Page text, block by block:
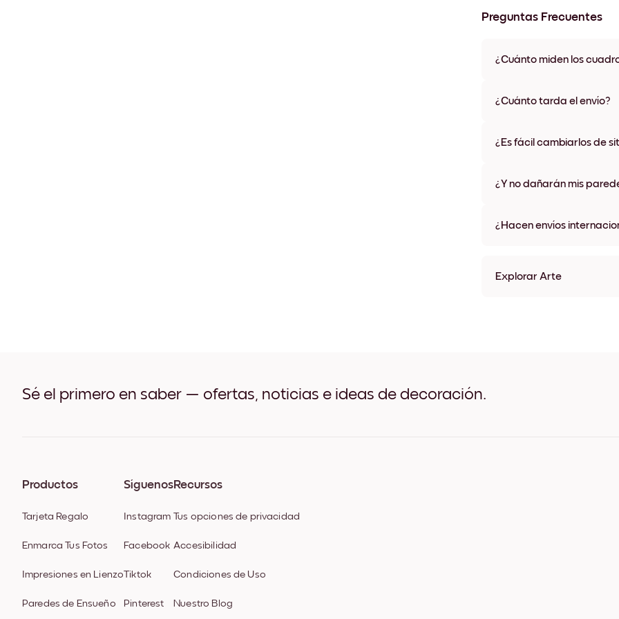
Preguntas Frecuentes
¿Cuánto miden los
materiales y colores de
¿Cuánto tarda el envío?
algunos países. Te
¿Es fácil cambiarlos de
¿Y no dañarán mis
¿Hacen envíos
Explorar Arte
Sé el primero en saber — ofertas, noticias e ideas de decoración.
Productos
Tarjeta Regalo
Enmarca Tus Fotos
Impresiones en Lienzo
Paredes de Ensueño
Síguenos
Instagram
Facebook
Tiktok
Pinterest
Recursos
Tus opciones de privacidad
Accesibilidad
Condiciones de Uso
Nuestro Blog